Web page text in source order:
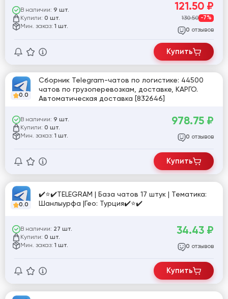
В наличии: 9 шт.
Купили: 0 шт.
Мин. заказ: 1 шт.
121.50 ₽
130.50 -7%
0 отзывов
Купить
0.0
Сборник Telegram-чатов по логистике: 44500
чатов по грузоперевозкам, доставке, КАРГО.
Автоматическая доставка [832646]
В наличии: 9 шт.
Купили: 0 шт.
Мин. заказ: 1 шт.
978.75 ₽
0 отзывов
Купить
0.0
✔️⭐✔️TELEGRAM | База чатов 17 штук | Тематика:
Шанлыурфа |Гео: Турция✔️⭐✔️
В наличии: 27 шт.
Купили: 0 шт.
Мин. заказ: 1 шт.
34.43 ₽
0 отзывов
Купить